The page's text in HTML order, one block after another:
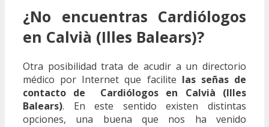
¿No encuentras Cardiólogos
en Calvià (Illes Balears)?
Otra posibilidad trata de acudir a un directorio
médico por Internet que facilite las señas de
contacto de Cardiólogos en Calvià (Illes
Balears). En este sentido existen distintas
opciones, una buena que nos ha venido